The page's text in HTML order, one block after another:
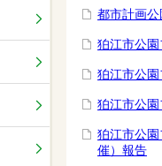
都市計画
狛江市公
狛江市公
狛江市公
狛江市公
催）報告